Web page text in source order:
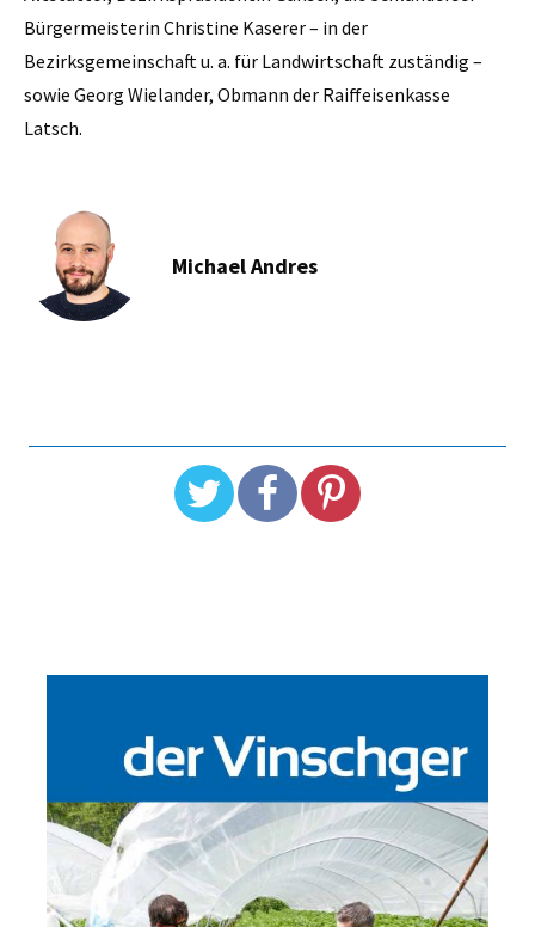
Bürgermeisterin Christine Kaserer – in der
Bezirksgemeinschaft u. a. für Landwirtschaft zuständig –
sowie Georg Wielander, Obmann der Raiffeisenkasse
Latsch.
Michael Andres